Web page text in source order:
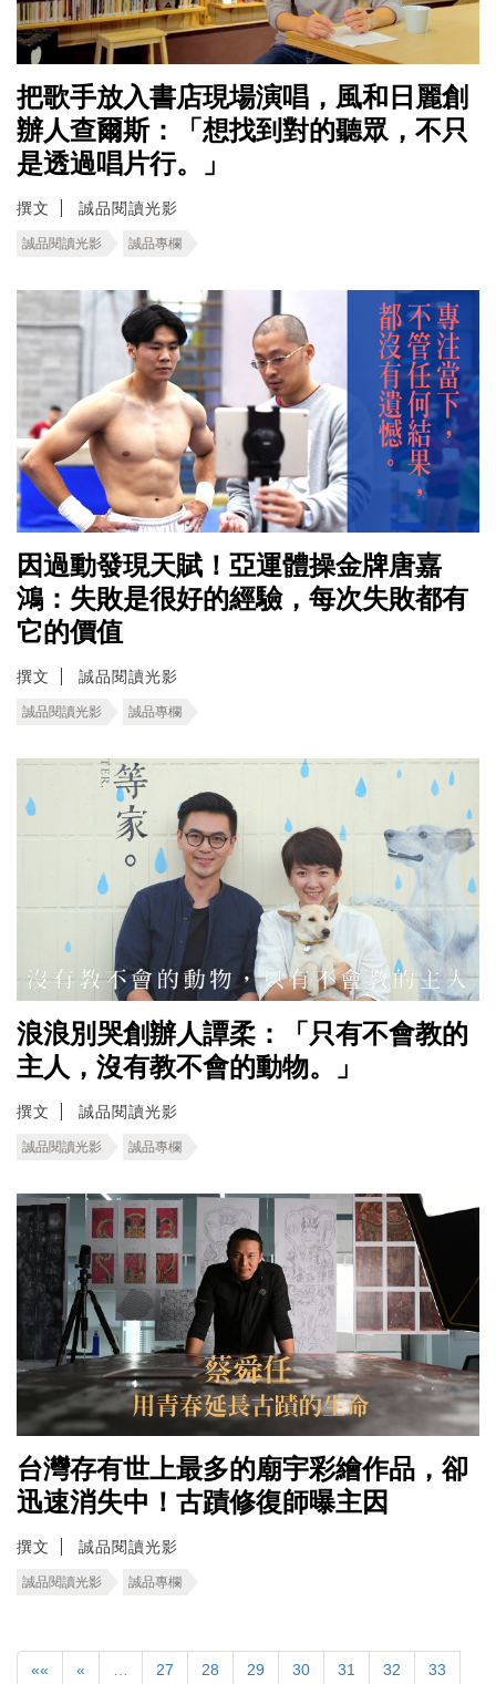
把歌手放入書店現場演唱，風和日麗創
辦人查爾斯：「想找到對的聽眾，不只
是透過唱片行。」
撰文 誠品閱讀光影
誠品閱讀光影 誠品專欄
因過動發現天賦！亞運體操金牌唐嘉
鴻：失敗是很好的經驗，每次失敗都有
它的價值
撰文 誠品閱讀光影
誠品閱讀光影 誠品專欄
浪浪別哭創辦人譚柔：「只有不會教的
主人，沒有教不會的動物。」
撰文 誠品閱讀光影
誠品閱讀光影 誠品專欄
台灣存有世上最多的廟宇彩繪作品，卻
迅速消失中！古蹟修復師曝主因
撰文 誠品閱讀光影
誠品閱讀光影 誠品專欄
«« « 27 28 29 30 31 32 33